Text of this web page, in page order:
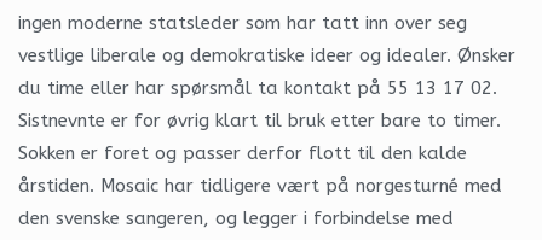
ingen moderne statsleder som har tatt inn over seg
vestlige liberale og demokratiske ideer og idealer. Ønsker
du time eller har spørsmål ta kontakt på 55 13 17 02.
Sistnevnte er for øvrig klart til bruk etter bare to timer.
Sokken er foret og passer derfor flott til den kalde
årstiden. Mosaic har tidligere vært på norgesturné med
den svenske sangeren, og legger i forbindelse med